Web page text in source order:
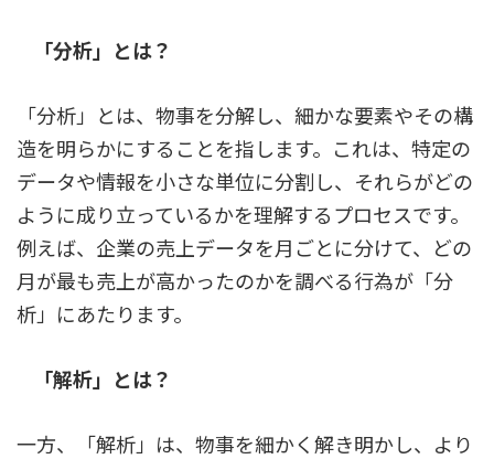
「分析」とは？
「分析」とは、物事を分解し、細かな要素やその構
造を明らかにすることを指します。これは、特定の
データや情報を小さな単位に分割し、それらがどの
ように成り立っているかを理解するプロセスです。
例えば、企業の売上データを月ごとに分けて、どの
月が最も売上が高かったのかを調べる行為が「分
析」にあたります。
「解析」とは？
一方、「解析」は、物事を細かく解き明かし、より